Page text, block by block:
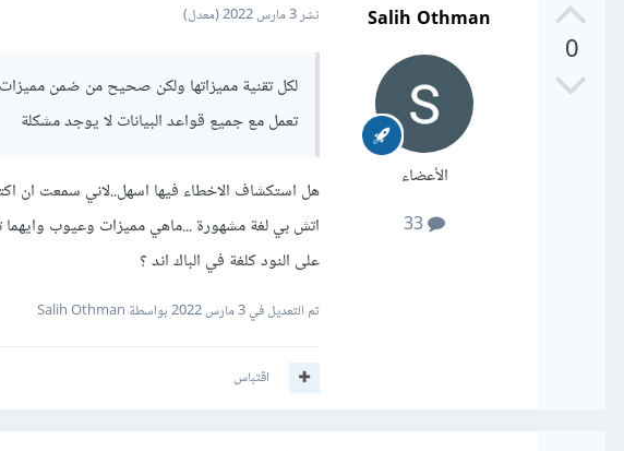
0
Salih Othman
الأعضاء
نشر3 مارس 2022 (معدل)
لكل تقنية مميزاتها ولكن صحيح من ضمن
تعمل مع جميع قواعد البيانات لا يوجد مشكلة
هل استكشاف الاخطاء فيها اسهل..لاني سمعت ان
على النود كلغة في الباك اند ؟
تم التعديل في3 مارس 2022 بواسطة Salih Othman
اقتباس